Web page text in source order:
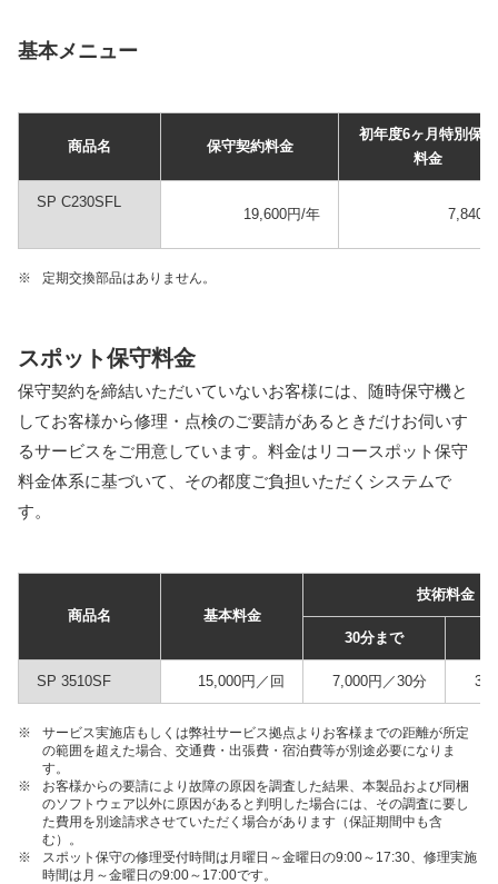
基本メニュー
商品名 保守契約料金
初年度6ヶ月特別保守
料金
SP C230SFL
19,600円/年 7,840円
※ 定期交換部品はありません。
スポット保守料金
保守契約を締結いただいていないお客様には、随時保守機と
してお客様から修理・点検のご要請があるときだけお伺いす
るサービスをご用意しています。料金はリコースポット保守
料金体系に基づいて、その都度ご負担いただくシステムで
す。
商品名 基本料金
技術料金
30分まで
SP 3510SF 15,000円／回 7,000円／30分
※
サービス実施店もしくは弊社サービス拠点よりお客様までの距離が所定
の範囲を超えた場合、交通費・出張費・宿泊費等が別途必要になりま
す。
※
お客様からの要請により故障の原因を調査した結果、本製品および同梱
のソフトウェア以外に原因があると判明した場合には、その調査に要し
た費用を別途請求させていただく場合があります（保証期間中も含
む）。
※
スポット保守の修理受付時間は月曜日～金曜日の9:00～17:30、修理実施
時間は月～金曜日の9:00～17:00です。